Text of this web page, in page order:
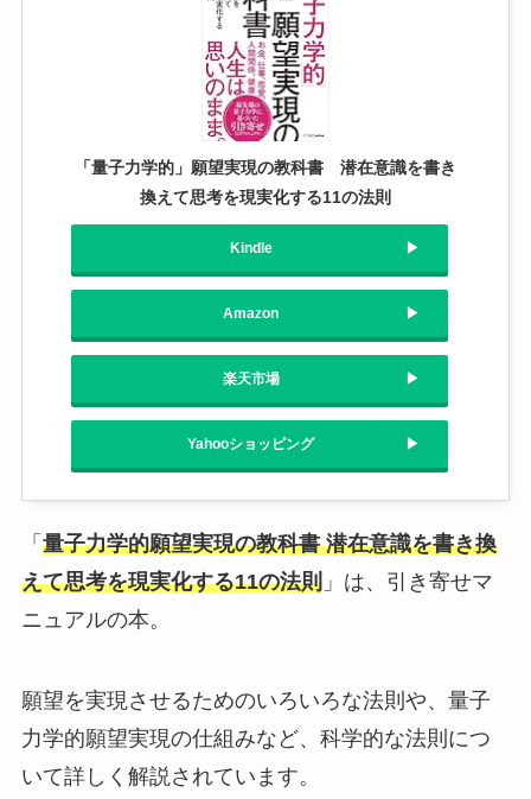
「量子力学的」願望実現の教科書 潜在意識を書き
換えて思考を現実化する11の法則
Kindle
Amazon
楽天市場
Yahooショッピング
「 量子力学的願望実現の教科書 潜在意識を書き換
えて思考を現実化する11の法則」は、引き寄せマ
ニュアルの本。
願望を実現させるためのいろいろな法則や、量子
力学的願望実現の仕組みなど、科学的な法則につ
いて詳しく解説されています。